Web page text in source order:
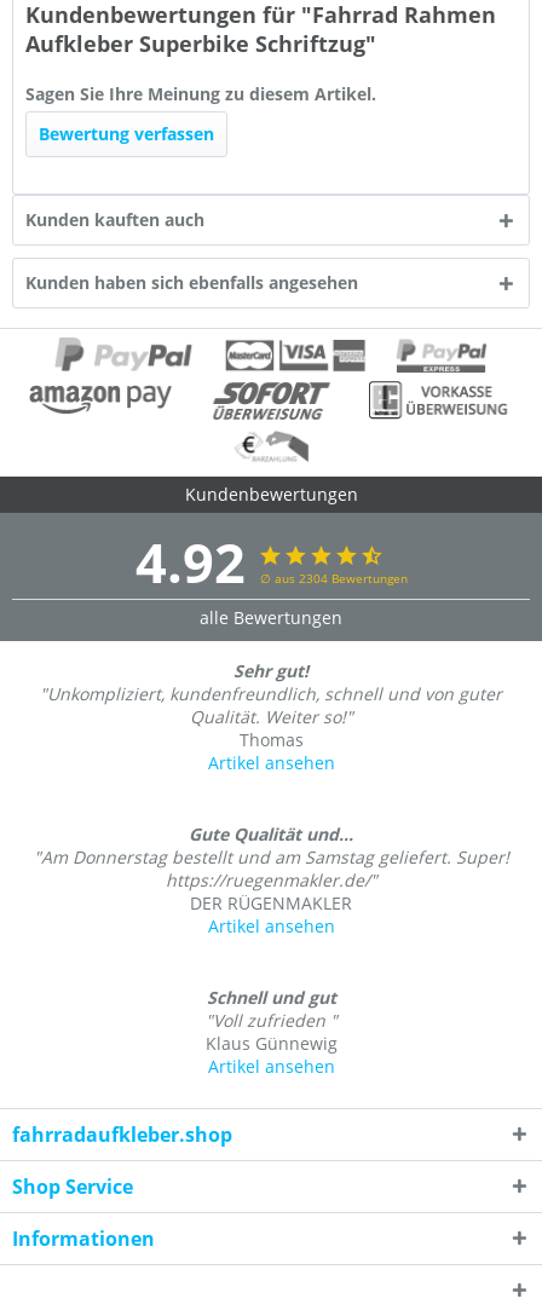
Kundenbewertungen für "Fahrrad Rahmen
Aufkleber Superbike Schriftzug"
Sagen Sie Ihre Meinung zu diesem Artikel.
Bewertung verfassen
Kunden kauften auch
Kunden haben sich ebenfalls angesehen
Kundenbewertungen
4.92 ∅ aus 2304 Bewertungen
alle Bewertungen
Sehr gut!
"Unkompliziert, kundenfreundlich, schnell und von guter
Qualität. Weiter so!"
Thomas
Artikel ansehen
Gute Qualität und...
"Am Donnerstag bestellt und am Samstag geliefert. Super!
https://ruegenmakler.de/"
DER RÜGENMAKLER
Artikel ansehen
Schnell und gut
"Voll zufrieden "
Klaus Günnewig
Artikel ansehen
fahrradaufkleber.shop
Shop Service
Informationen